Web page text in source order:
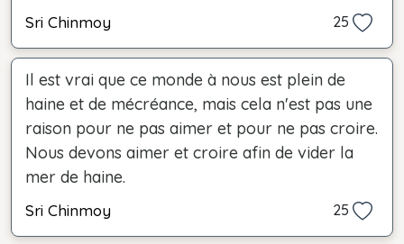
Sri Chinmoy 25
Il est vrai que ce monde à nous est plein de
haine et de mécréance, mais cela n'est pas une
raison pour ne pas aimer et pour ne pas croire.
Nous devons aimer et croire afin de vider la
mer de haine.
Sri Chinmoy 25